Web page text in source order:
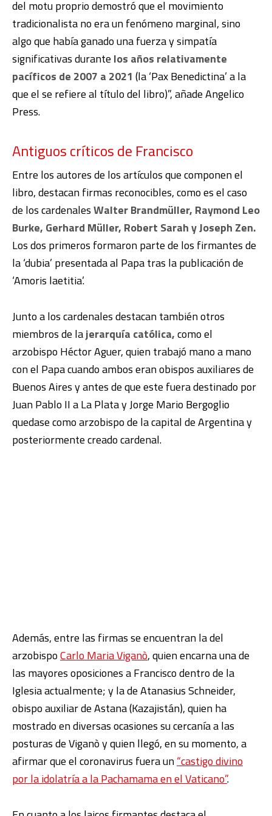
del motu proprio demostró que el movimiento
tradicionalista no era un fenómeno marginal, sino
algo que había ganado una fuerza y ​​simpatía
significativas durante los años relativamente
pacíficos de 2007 a 2021 (la ‘Pax Benedictina’ a la
que el se refiere al título del libro)”, añade Angelico
Press.
Antiguos críticos de Francisco
Entre los autores de los artículos que componen el
libro, destacan firmas reconocibles, como es el caso
de los cardenalesWalter Brandmüller, Raymond Leo
Burke, Gerhard Müller, Robert Sarah y Joseph Zen.
Los dos primeros formaron parte de los firmantes de
la ‘dubia’ presentada al Papa tras la publicación de
‘Amoris laetitia’.
Junto a los cardenales destacan también otros
miembros de lajerarquía católica,como el
arzobispo Héctor Aguer, quien trabajó mano a mano
con el Papa cuando ambos eran obispos auxiliares de
Buenos Aires y antes de que este fuera destinado por
Juan Pablo II a La Plata y Jorge Mario Bergoglio
quedase como arzobispo de la capital de Argentina y
posteriormente creado cardenal.
Además, entre las firmas se encuentran la del
arzobispoCarlo Maria Viganò, quien encarna una de
las mayores oposiciones a Francisco dentro de la
Iglesia actualmente; y la deAtanasiusSchneider,
obispo auxiliar de Astana (Kazajistán), quien ha
mostrado en diversas ocasiones su cercanía a las
posturas de Viganò y quien llegó, en su momento, a
afirmar queel coronavirus fuera un“castigo divino
por la idolatría a la Pachamama en el Vaticano”.